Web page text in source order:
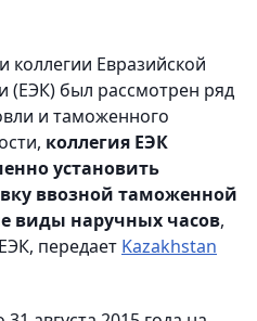
коллегии Евразийской
(ЕЭК) был рассмотрен ряд
и таможенного
коллегия ЕЭК
установить
ввозной таможенной
виды наручных часов,
передает Kazakhstan